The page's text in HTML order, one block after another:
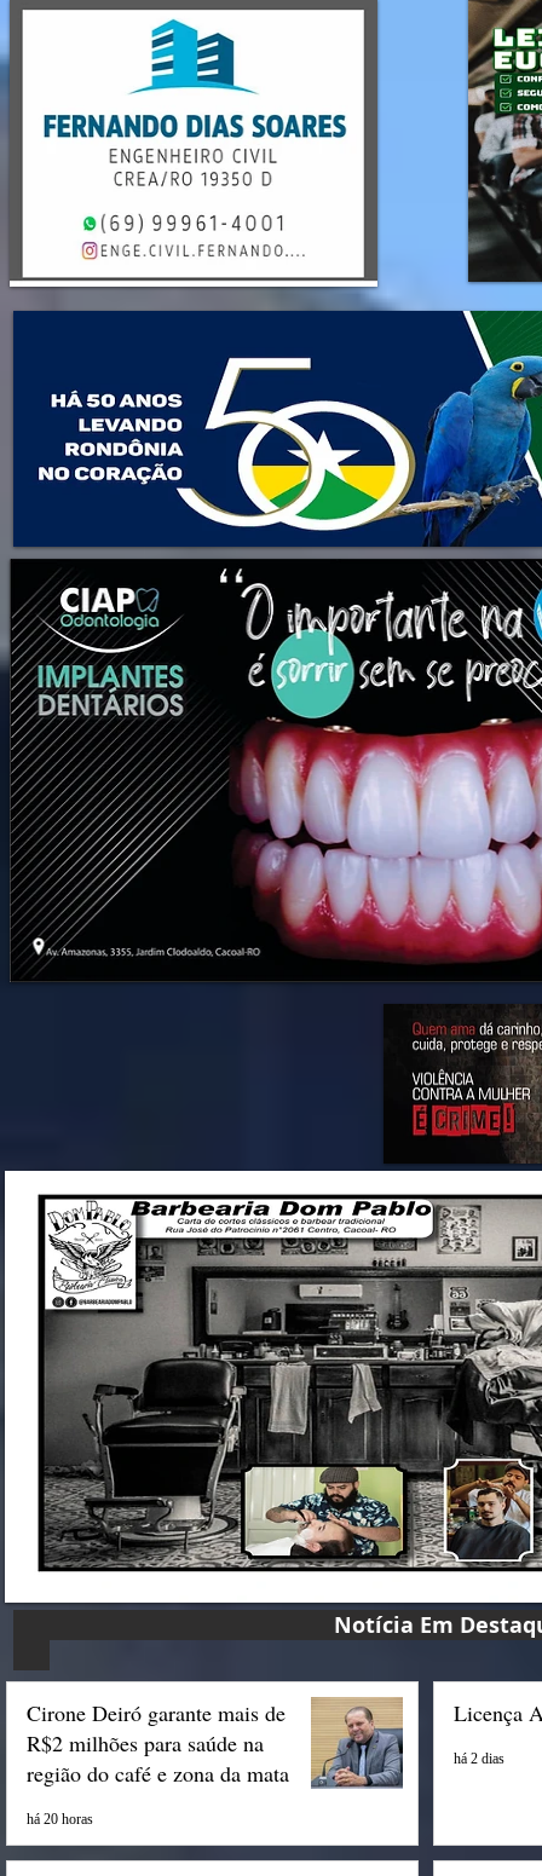
Notícia Em
Cirone Deiró garante mais de
R$2 milhões para saúde na
região do café e zona da mata
há 20 horas
Licença
há 2 dias